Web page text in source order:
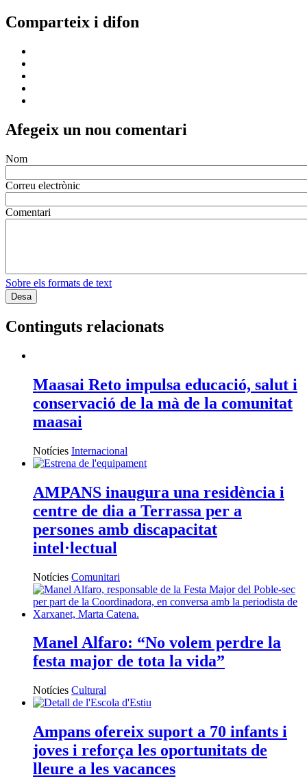
Comparteix i difon
Afegeix un nou comentari
Nom
Correu electrònic
Comentari
Sobre els formats de text
Continguts relacionats
Maasai Reto impulsa educació, salut i
conservació de la mà de la comunitat
maasai
Notícies Internacional
AMPANS inaugura una residència i
centre de dia a Terrassa per a
persones amb discapacitat
intel·lectual
Notícies Comunitari
Manel Alfaro: “No volem perdre la
festa major de tota la vida”
Notícies Cultural
Ampans ofereix suport a 70 infants i
joves i reforça les oportunitats de
lleure a les vacances